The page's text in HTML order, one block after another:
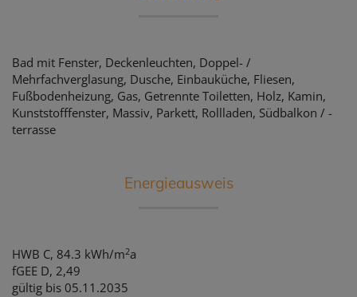
Bad mit Fenster Deckenleuchten Doppel- /
Mehrfachverglasung Dusche Einbauküche Fliesen
Fußbodenheizung Gas Getrennte Toiletten Holz Kamin
Kunststofffenster Massiv Parkett Rollladen Südbalkon / -
terrasse
Energieausweis
HWB C, 84.3 kWh/m2a
fGEE D, 2,49
gültig bis 05.11.2035